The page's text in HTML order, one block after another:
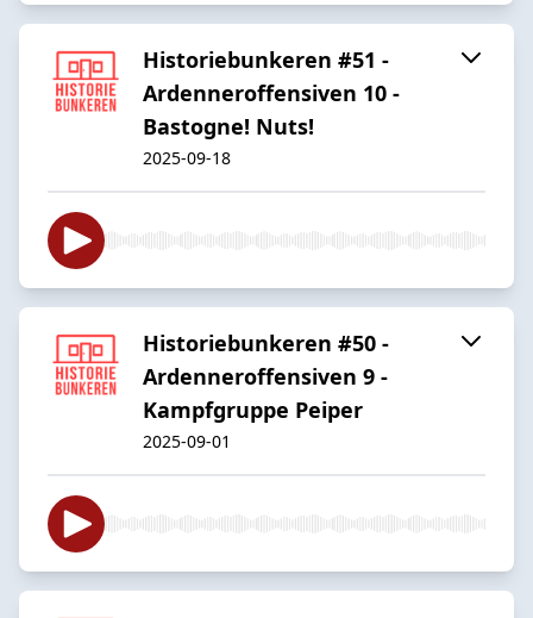
Historiebunkeren #51 -
Ardenneroffensiven 10 -
Bastogne! Nuts!
2025-09-18
Historiebunkeren #50 -
Ardenneroffensiven 9 -
Kampfgruppe Peiper
2025-09-01